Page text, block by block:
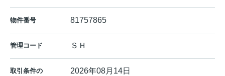
物件番号 81757865
管理コード ＳＨ
取引条件の
2026年08月14日